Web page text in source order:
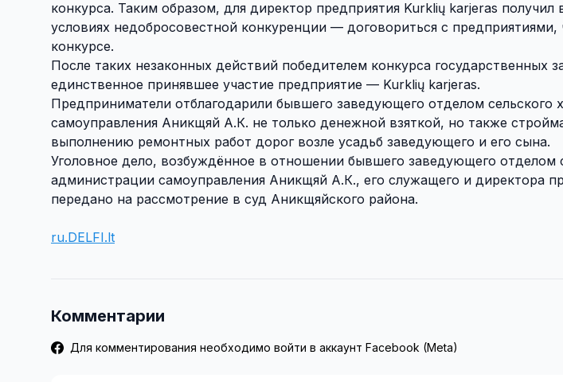
конкурса. Таким образом, для директор предприятия Kurklių karjeras
условиях недобросовестной конкуренции — договориться с предприятиями,
конкурсе.
После таких незаконных действий победителем конкурса государственных
единственное принявшее участие предприятие — Kurklių karjeras.
Предприниматели отблагодарили бывшего заведующего отделом сельского
самоуправления Аникщяй А.К. не только денежной взяткой, но также
выполнению ремонтных работ дорог возле усадьб заведующего и его сына.
Уголовное дело, возбуждённое в отношении бывшего заведующего отделом
администрации самоуправления Аникщяй А.К., его служащего и директора
передано на рассмотрение в суд Аникщяйского района.
ru.DELFI.lt
Комментарии
Для комментирования необходимо войти в аккаунт Facebook (Meta)